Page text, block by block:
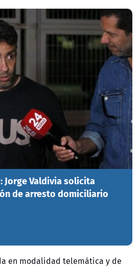
Jorge Valdivia solicita
de arresto domiciliario
en modalidad telemática y de